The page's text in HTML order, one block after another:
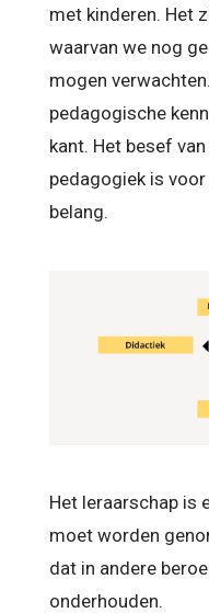
met kinderen. Het
waarvan we nog
mogen
pedagogische
kant. Het besef
pedagogiek is
belang.
Het leraarschap is
moet worden
dat in andere
onderhouden.